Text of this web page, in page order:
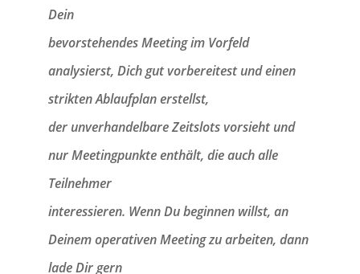
Dein
bevorstehendes Meeting im Vorfeld
analysierst, Dich gut vorbereitest und einen
strikten Ablaufplan erstellst,
der unverhandelbare Zeitslots vorsieht und
nur Meetingpunkte enthält, die auch alle
Teilnehmer
interessieren. Wenn Du beginnen willst, an
Deinem operativen Meeting zu arbeiten, dann
lade Dir gern